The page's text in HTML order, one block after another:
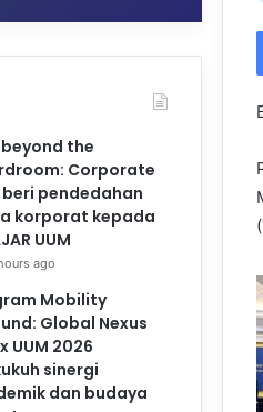
beyond the
Corporate
pendedahan
korporat kepada
UUM
ago
Mobility
Global Nexus
UUM 2026
sinergi
dan budaya